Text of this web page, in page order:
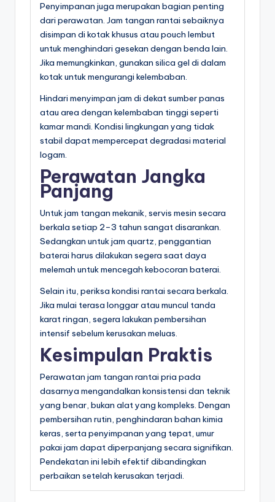
Penyimpanan juga merupakan bagian penting
dari perawatan. Jam tangan rantai sebaiknya
disimpan di kotak khusus atau pouch lembut
untuk menghindari gesekan dengan benda lain.
Jika memungkinkan, gunakan silica gel di dalam
kotak untuk mengurangi kelembaban.
Hindari menyimpan jam di dekat sumber panas
atau area dengan kelembaban tinggi seperti
kamar mandi. Kondisi lingkungan yang tidak
stabil dapat mempercepat degradasi material
logam.
Perawatan Jangka
Panjang
Untuk jam tangan mekanik, servis mesin secara
berkala setiap 2–3 tahun sangat disarankan.
Sedangkan untuk jam quartz, penggantian
baterai harus dilakukan segera saat daya
melemah untuk mencegah kebocoran baterai.
Selain itu, periksa kondisi rantai secara berkala.
Jika mulai terasa longgar atau muncul tanda
karat ringan, segera lakukan pembersihan
intensif sebelum kerusakan meluas.
Kesimpulan Praktis
Perawatan jam tangan rantai pria pada
dasarnya mengandalkan konsistensi dan teknik
yang benar, bukan alat yang kompleks. Dengan
pembersihan rutin, penghindaran bahan kimia
keras, serta penyimpanan yang tepat, umur
pakai jam dapat diperpanjang secara signifikan.
Pendekatan ini lebih efektif dibandingkan
perbaikan setelah kerusakan terjadi.